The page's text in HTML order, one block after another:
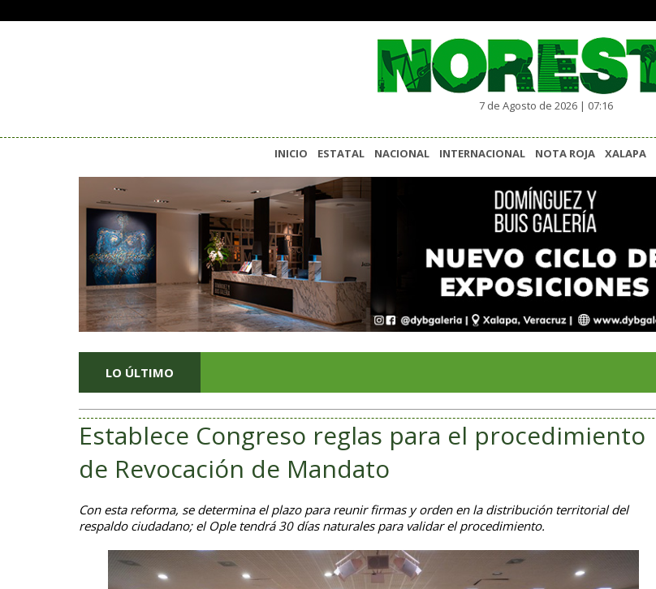
7 de Agosto de 2026 | 07:16
INICIO ESTATAL NACIONAL INTERNACIONAL NOTA ROJA XALAPA
LO ÚLTIMO
Establece Congreso reglas para el procedimiento
de Revocación de Mandato
Con esta reforma, se determina el plazo para reunir firmas y orden en la distribución territorial del
respaldo ciudadano; el Ople tendrá 30 días naturales para validar el procedimiento.